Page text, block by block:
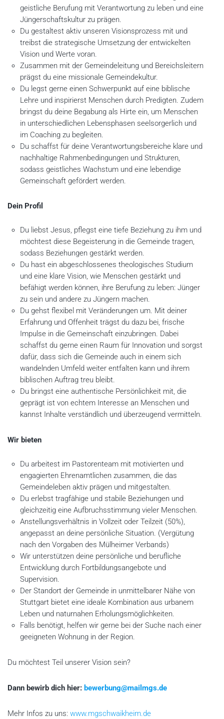
geistliche Berufung mit Verantwortung zu leben und eine
Jüngerschaftskultur zu prägen.
Du gestaltest aktiv unseren Visionsprozess mit und
treibst die strategische Umsetzung der entwickelten
Vision und Werte voran.
Zusammen mit der Gemeindeleitung und Bereichsleitern
prägst du eine missionale Gemeindekultur.
Du legst gerne einen Schwerpunkt auf eine biblische
Lehre und inspirierst Menschen durch Predigten. Zudem
bringst du deine Begabung als Hirte ein, um Menschen
in unterschiedlichen Lebensphasen seelsorgerlich und
im Coaching zu begleiten.
Du schaffst für deine Verantwortungsbereiche klare und
nachhaltige Rahmenbedingungen und Strukturen,
sodass geistliches Wachstum und eine lebendige
Gemeinschaft gefördert werden.
Dein Profil
Du liebst Jesus, pflegst eine tiefe Beziehung zu ihm und
möchtest diese Begeisterung in die Gemeinde tragen,
sodass Beziehungen gestärkt werden.
Du hast ein abgeschlossenes theologisches Studium
und eine klare Vision, wie Menschen gestärkt und
befähigt werden können, ihre Berufung zu leben: Jünger
zu sein und andere zu Jüngern machen.
Du gehst flexibel mit Veränderungen um. Mit deiner
Erfahrung und Offenheit trägst du dazu bei, frische
Impulse in die Gemeinschaft einzubringen. Dabei
schaffst du gerne einen Raum für Innovation und sorgst
dafür, dass sich die Gemeinde auch in einem sich
wandelnden Umfeld weiter entfalten kann und ihrem
biblischen Auftrag treu bleibt.
Du bringst eine authentische Persönlichkeit mit, die
geprägt ist von echtem Interesse an Menschen und
kannst Inhalte verständlich und überzeugend vermitteln.
Wir bieten
Du arbeitest im Pastorenteam mit motivierten und
engagierten Ehrenamtlichen zusammen, die das
Gemeindeleben aktiv prägen und mitgestalten.
Du erlebst tragfähige und stabile Beziehungen und
gleichzeitig eine Aufbruchsstimmung vieler Menschen.
Anstellungsverhältnis in Vollzeit oder Teilzeit (50%),
angepasst an deine persönliche Situation. (Vergütung
nach den Vorgaben des Mülheimer Verbands)
Wir unterstützen deine persönliche und berufliche
Entwicklung durch Fortbildungsangebote und
Supervision.
Der Standort der Gemeinde in unmittelbarer Nähe von
Stuttgart bietet eine ideale Kombination aus urbanem
Leben und naturnahen Erholungsmöglichkeiten.
Falls benötigt, helfen wir gerne bei der Suche nach einer
geeigneten Wohnung in der Region.
Du möchtest Teil unserer Vision sein?
Dann bewirb dich hier: bewerbung@mailmgs.de
Mehr Infos zu uns: www.mgschwaikheim.de